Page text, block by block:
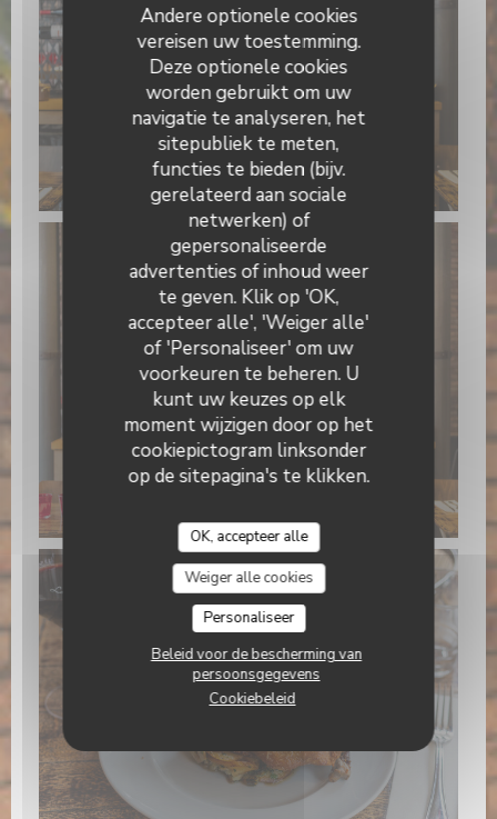
Andere optionele cookies
vereisen uw toestemming.
Deze optionele cookies
worden gebruikt om uw
navigatie te analyseren, het
sitepubliek te meten,
functies te bieden (bijv.
gerelateerd aan sociale
netwerken) of
gepersonaliseerde
advertenties of inhoud weer
te geven. Klik op 'OK,
accepteer alle', 'Weiger alle'
of 'Personaliseer' om uw
voorkeuren te beheren. U
kunt uw keuzes op elk
moment wijzigen door op het
cookiepictogram linksonder
op de sitepagina's te klikken.
OK, accepteer alle
Weiger alle cookies
Personaliseer
Beleid voor de bescherming van
persoonsgegevens
Cookiebeleid
Fifi notre pizzaiolo
En Face de La Petite Périgourdine